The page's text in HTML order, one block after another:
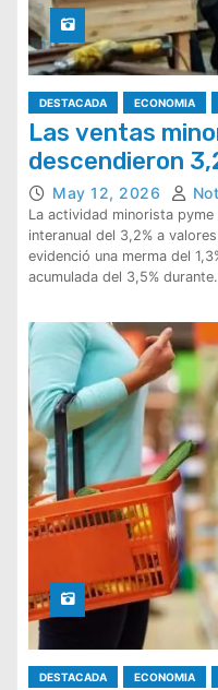
DESTACADA ECONOMIA
Las ventas
descendieron
May 12, 2026
La actividad minorista
interanual del 3,2% a
evidenció una merma del
acumulada del 3,5%
DESTACADA ECONOMIA